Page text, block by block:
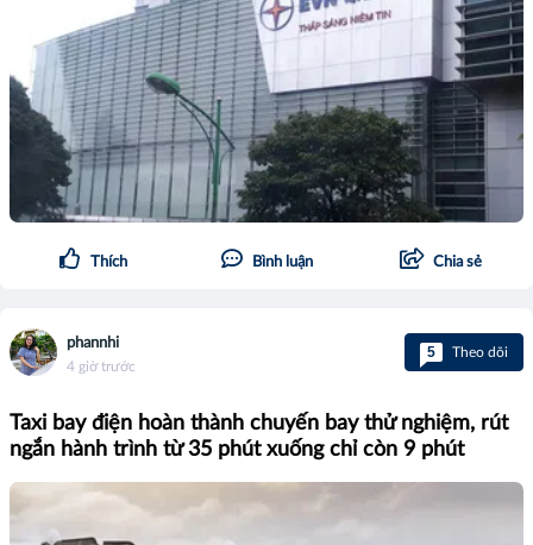
Thích Bình luận Chia sẻ
phannhi
4 giờ trước
5 Theo dõi
Taxi bay điện hoàn thành chuyến bay thử nghiệm, rút
ngắn hành trình từ 35 phút xuống chỉ còn 9 phút